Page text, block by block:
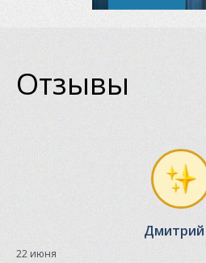
Отзывы
Дмитрий
22 июня